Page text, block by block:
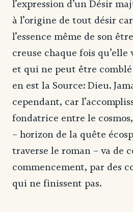
l’expression d’un Désir
à l’origine de tout désir
l’essence même de son
creuse chaque fois
et qui ne peut être
en est la Source: Dieu.
cependant, car
fondatrice entre le
– horizon de la quête
traverse le roman – va de
commencement, par des
qui ne finissent pas.